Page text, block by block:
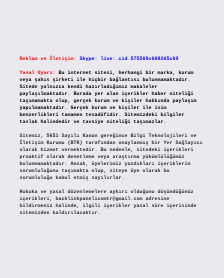
Reklam ve İletişim: Skype: live:.cid.575569c608265c69
Yasal Uyarı:
Bu internet sitesi, herhangi bir marka, kurum
veya şahıs şirketi ile hiçbir bağlantısı bulunmamaktadır.
Sitede yalnızca kendi hazırladığımız makaleler
paylaşılmaktadır. Burada yer alan içerikler haber niteliği
taşımamakta olup, gerçek kurum ve kişiler hakkında paylaşım
yapılmamaktadır. Gerçek kurum ve kişiler ile isim
benzerlikleri tamamen tesadüfidir. Sitemizdeki bilgiler
taslak halindedir ve tavsiye niteliği taşımazlar.
Sitemiz, 5651 Sayılı Kanun gereğince Bilgi Teknolojileri ve
İletişim Kurumu (BTK) tarafından onaylanmış bir Yer Sağlayıcı
olarak hizmet vermektedir. Bu nedenle, sitedeki içerikleri
proaktif olarak denetleme veya araştırma yükümlülüğümüz
bulunmamaktadır. Ancak, üyelerimiz yazdıkları içeriklerin
sorumluluğunu taşımakta olup, siteye üye olarak bu
sorumluluğu kabul etmiş sayılırlar.
Hukuka ve yasal düzenlemelere aykırı olduğunu düşündüğünüz
içerikleri,
backlinkpanelicomtr@gmail.comadresine
bildirmeniz halinde, ilgili içerikler yasal süre içerisinde
sitemizden kaldırılacaktır.